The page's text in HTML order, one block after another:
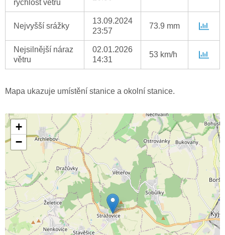
rychlost větru
Nejvyšší srážky
13.09.2024
23:57
73.9 mm
Nejsilnější náraz
větru
02.01.2026
14:31
53 km/h
Mapa ukazuje umístění stanice a okolní stanice.
+
−